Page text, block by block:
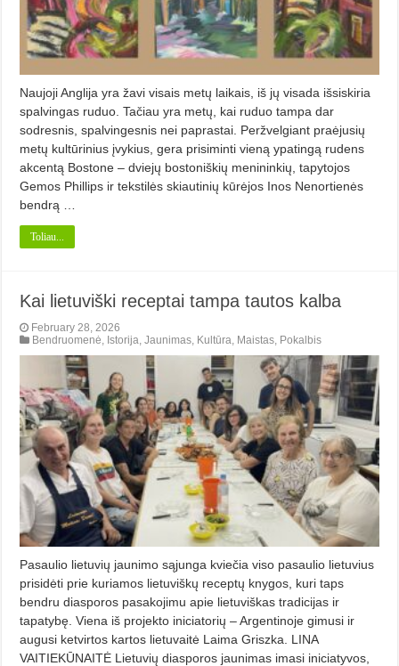
Naujoji Anglija yra žavi visais metų laikais, iš jų visada išsiskiria
spalvingas ruduo. Tačiau yra metų, kai ruduo tampa dar
sodresnis, spalvingesnis nei paprastai. Peržvelgiant praėjusių
metų kultūrinius įvykius, gera prisiminti vieną ypatingą rudens
akcentą Bostone – dviejų bostoniškių menininkių, tapytojos
Gemos Phillips ir tekstilės skiautinių kūrėjos Inos Nenortienės
bendrą …
Toliau...
Kai lietuviški receptai tampa tautos kalba
February 28, 2026
Bendruomenė, Istorija,Jaunimas, Kultūra, Maistas, Pokalbis
Pasaulio lietuvių jaunimo sąjunga kviečia viso pasaulio lietuvius
prisidėti prie kuriamos lietuviškų receptų knygos, kuri taps
bendru diasporos pasakojimu apie lietuviškas tradicijas ir
tapatybę. Viena iš projekto iniciatorių – Argentinoje gimusi ir
augusi ketvirtos kartos lietuvaitė Laima Griszka. LINA
VAITIEKŪNAITĖ Lietuvių diasporos jaunimas imasi iniciatyvos,